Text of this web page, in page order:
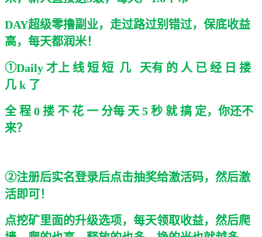
DAY超级零撸副业，走过路过别错过，保底收益
高，每天都润米！
①Daily 才上 线 短 短 几 天有 的 人 已 经 日 搂
几 k 了
全 程 0 搂 不 花 一 分每 天 5 秒 就 搞 定，你还不
来？
②注册后实名登录后点击抽奖给激活码，然后激
活即可！
点挖矿里面的升级选项，每天领取收益，然后爬